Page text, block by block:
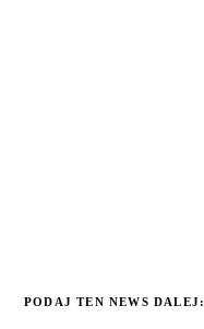
PODAJ TEN NEWS DALEJ: